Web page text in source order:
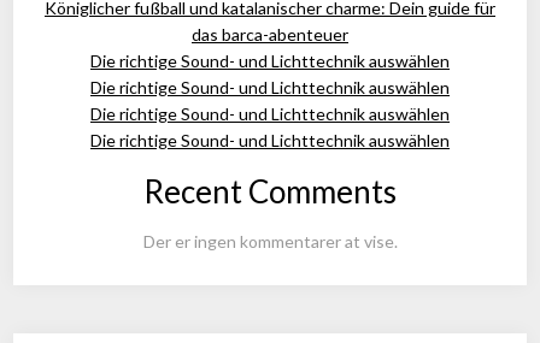
Königlicher fußball und katalanischer charme: Dein guide für
das barca-abenteuer
Die richtige Sound- und Lichttechnik auswählen
Die richtige Sound- und Lichttechnik auswählen
Die richtige Sound- und Lichttechnik auswählen
Die richtige Sound- und Lichttechnik auswählen
Recent Comments
Der er ingen kommentarer at vise.